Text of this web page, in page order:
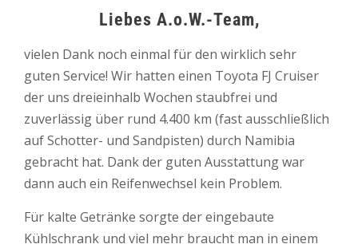
Liebes A.o.W.-Team,
vielen Dank noch einmal für den wirklich sehr
guten Service! Wir hatten einen Toyota FJ Cruiser
der uns dreieinhalb Wochen staubfrei und
zuverlässig über rund 4.400 km (fast ausschließlich
auf Schotter- und Sandpisten) durch Namibia
gebracht hat. Dank der guten Ausstattung war
dann auch ein Reifenwechsel kein Problem.
Für kalte Getränke sorgte der eingebaute
Kühlschrank und viel mehr braucht man in einem